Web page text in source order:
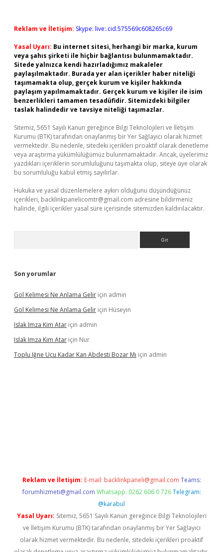
Reklam ve İletişim: Skype: live:.cid.575569c608265c69
Yasal Uyarı: Bu internet sitesi, herhangi bir marka, kurum
veya şahıs şirketi ile hiçbir bağlantısı bulunmamaktadır.
Sitede yalnızca kendi hazırladığımız makaleler
paylaşılmaktadır. Burada yer alan içerikler haber niteliği
taşımamakta olup, gerçek kurum ve kişiler hakkında
paylaşım yapılmamaktadır. Gerçek kurum ve kişiler ile isim
benzerlikleri tamamen tesadüfidir. Sitemizdeki bilgiler
taslak halindedir ve tavsiye niteliği taşımazlar.
Sitemiz, 5651 Sayılı Kanun gereğince Bilgi Teknolojileri ve İletişim
Kurumu (BTK) tarafından onaylanmış bir Yer Sağlayıcı olarak hizmet
vermektedir. Bu nedenle, sitedeki içerikleri proaktif olarak denetleme
veya araştırma yükümlülüğümüz bulunmamaktadır. Ancak, üyelerimiz
yazdıkları içeriklerin sorumluluğunu taşımakta olup, siteye üye olarak
bu sorumluluğu kabul etmiş sayılırlar.
Hukuka ve yasal düzenlemelere aykırı olduğunu düşündüğünüz
içerikleri, backlinkpanelicomtr@gmail.com adresine bildirmeniz
halinde, ilgili içerikler yasal süre içerisinde sitemizden kaldırılacaktır.
Son yorumlar
Gol Kelimesi Ne Anlama Gelir için admin
Gol Kelimesi Ne Anlama Gelir için Hüseyin
Islak Imza Kim Atar için admin
Islak Imza Kim Atar için Nur
Toplu Iğne Ucu Kadar Kan Abdesti Bozar Mı için admin
Reklam ve İletişim: E-mail: backlinkpaneli@gmail.com Teams:
forumhizmeti@gmail.com Whatsapp: 0262 606 0 726 Telegram:
@karabul
Yasal Uyarı: Sitemiz, 5651 Sayılı Kanun gereğince Bilgi Teknolojileri
ve İletişim Kurumu (BTK) tarafından onaylanmış bir Yer Sağlayıcı
olarak hizmet vermektedir. Bu nedenle, sitedeki içerikleri proaktif